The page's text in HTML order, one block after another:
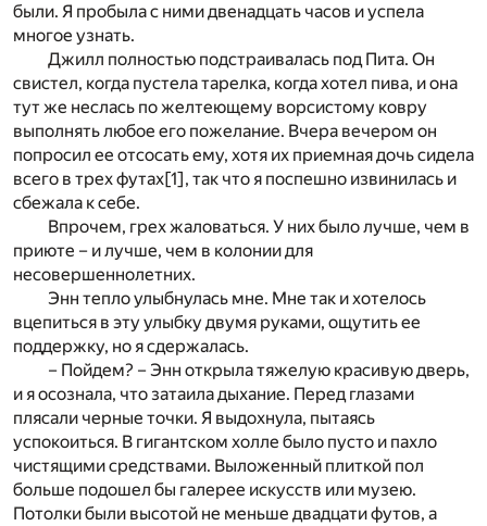
были. Я пробыла с ними двенадцать часов и успела
многое узнать.
Джилл полностью подстраивалась под Пита. Он
свистел, когда пустела тарелка, когда хотел пива, и она
тут же неслась по желтеющему ворсистому ковру
выполнять любое его пожелание. Вчера вечером он
попросил ее отсосать ему, хотя их приемная дочь сидела
всего в трех футах[1] , так что я поспешно извинилась и
сбежала к себе.
Впрочем, грех жаловаться. У них было лучше, чем в
приюте – и лучше, чем в колонии для
несовершеннолетних.
Энн тепло улыбнулась мне. Мне так и хотелось
вцепиться в эту улыбку двумя руками, ощутить ее
поддержку, но я сдержалась.
– Пойдем? – Энн открыла тяжелую красивую дверь,
и я осознала, что затаила дыхание. Перед глазами
плясали черные точки. Я выдохнула, пытаясь
успокоиться. В гигантском холле было пусто и пахло
чистящими средствами. Выложенный плиткой пол
больше подошел бы галерее искусств или музею.
Потолки были высотой не меньше двадцати футов, а